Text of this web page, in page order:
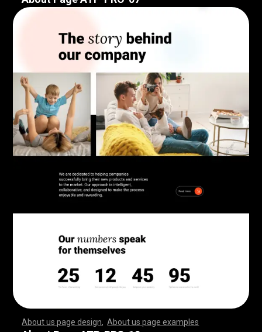
About us page design ,About us page examples
,,,,,,,,,,,,,,,,,,,,,,,, ,,,,,,,,,,,,,,,,,,,,,,,,,,,
,,,,,,,,,,,,,,,,,,,,,,,, ,,,,,,,,,,,,,,,,,,,,,,,,,,,
,,,,,,,,,,,,,,,,,,,,,,,, ,,,,,,,,,,,,,,,,,,,,,,,,,,,
,,,,,,,,,,,,,,,,,,,,,,,, ,,,,,,,,,,,,,,,,,,,,,,,,,,,
,,,,,,,,,,,,,,,,,,,,,,,, ,,,,,,,,,,,,,,,,,,,,,,,,,,,
,,,,,,,,,,,,,,,,,,,,,,,, ,,,,,,,,,,,,,,,,,,,,,,,,,,,
,,,,,,,,,,,,,,,,,,,,,,,, ,,,,,,,,,,,,,,,,,,,,,,,,,,,
,,,,,,,,,,,,,,,,,,,,,,,, ,,,,,,,,,,,,